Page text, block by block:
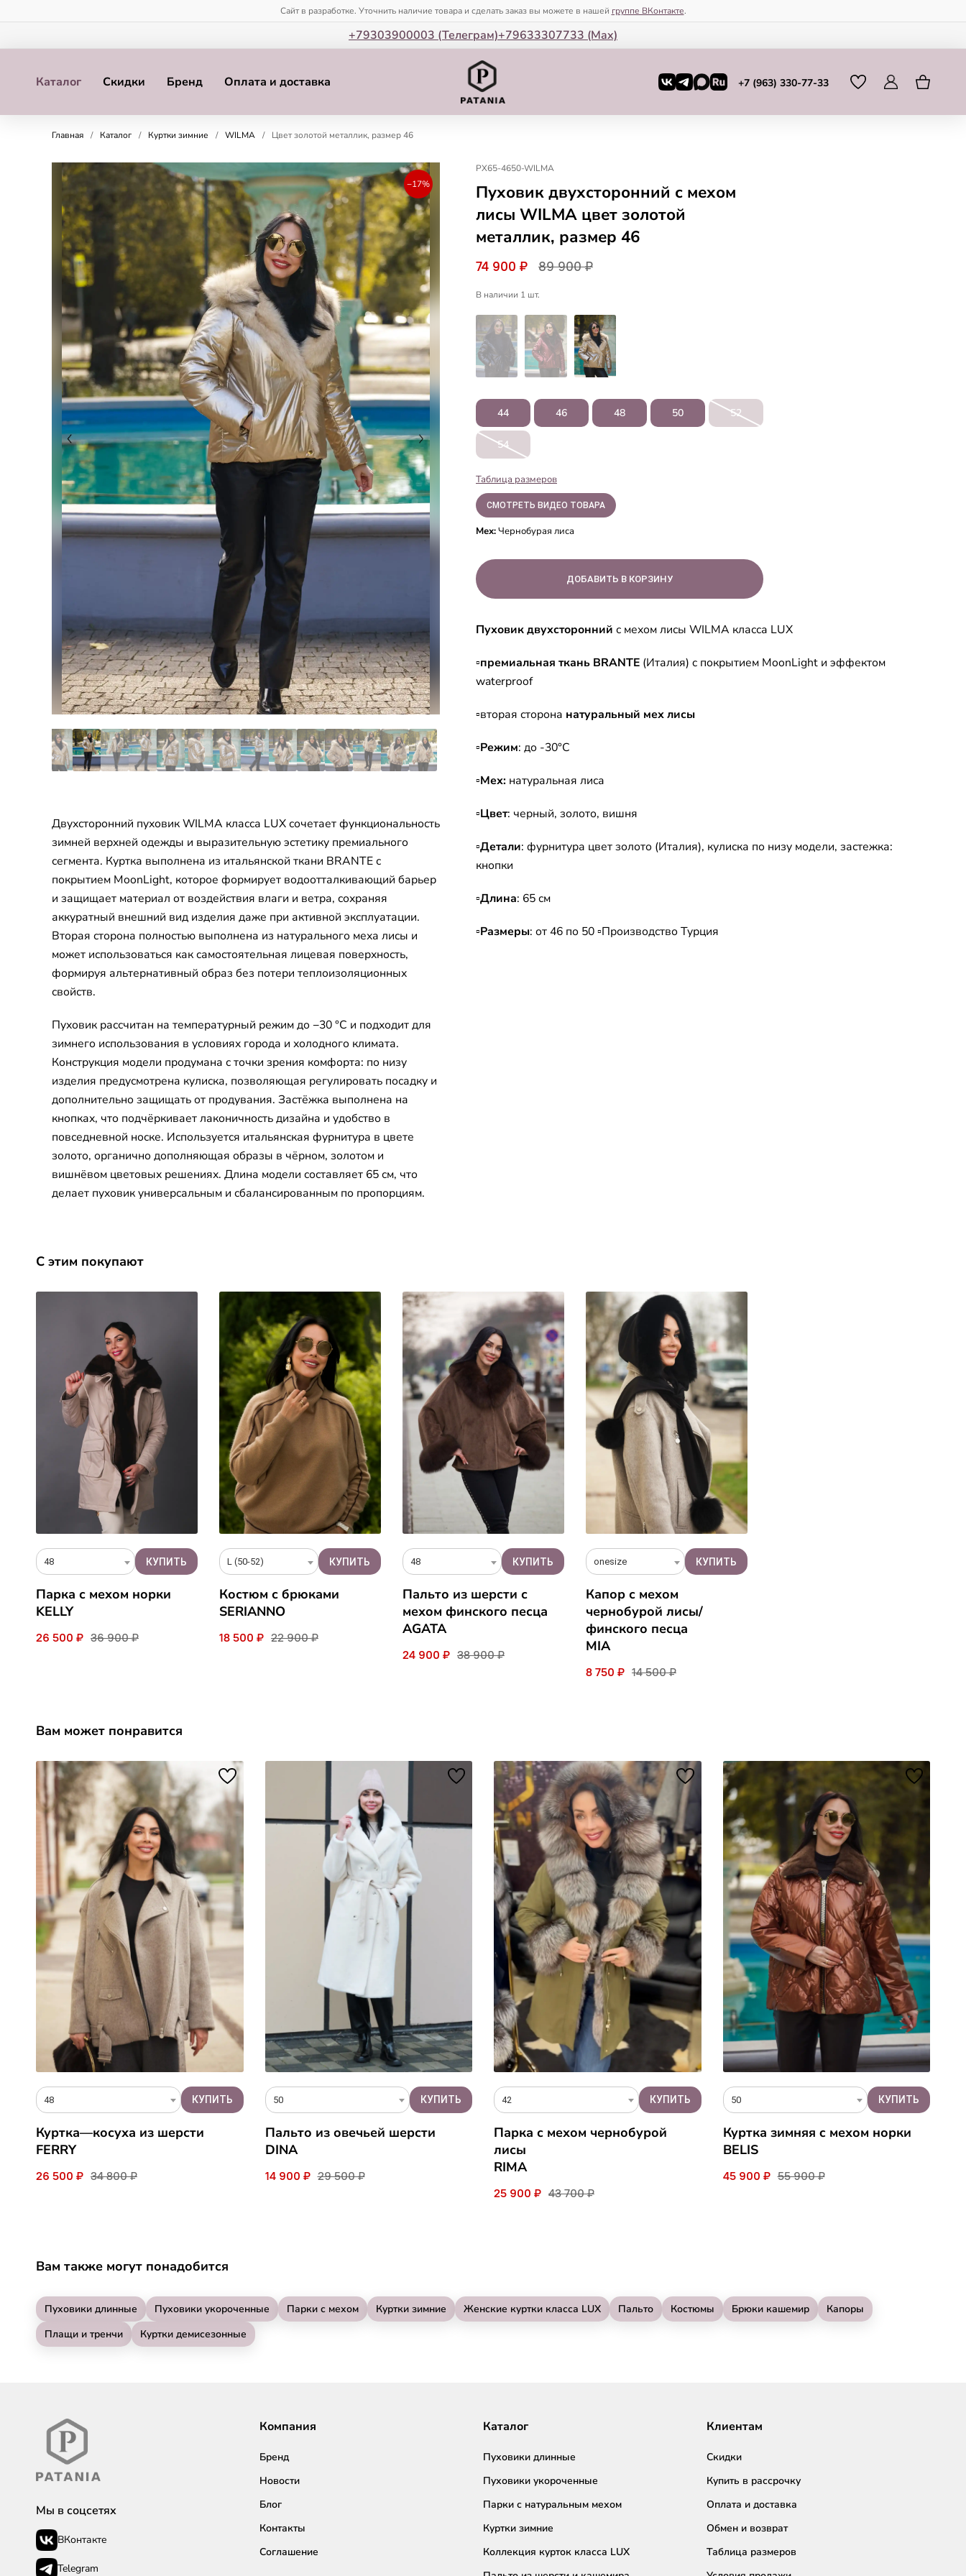
Сайт в разработке. Уточнить наличие товара и сделать заказ вы можете в нашей группе ВКонтакте.
+79303900003 (Телеграм)+79633307733 (Мax)
Каталог Скидки Бренд Оплата и доставка +7 (963) 330-77-33
Главная / Каталог / Куртки зимние / WILMA / Цвет золотой металлик, размер 46
−17%
Двухсторонний пуховик WILMA класса LUX сочетает функциональность
зимней верхней одежды и выразительную эстетику премиального
сегмента. Куртка выполнена из итальянской ткани BRANTE с
покрытием MoonLight, которое формирует водоотталкивающий барьер
и защищает материал от воздействия влаги и ветра, сохраняя
аккуратный внешний вид изделия даже при активной эксплуатации.
Вторая сторона полностью выполнена из натурального меха лисы и
может использоваться как самостоятельная лицевая поверхность,
формируя альтернативный образ без потери теплоизоляционных
свойств.
Пуховик рассчитан на температурный режим до −30 °C и подходит для
зимнего использования в условиях города и холодного климата.
Конструкция модели продумана с точки зрения комфорта: по низу
изделия предусмотрена кулиска, позволяющая регулировать посадку и
дополнительно защищать от продувания. Застёжка выполнена на
кнопках, что подчёркивает лаконичность дизайна и удобство в
повседневной носке. Используется итальянская фурнитура в цвете
золото, органично дополняющая образы в чёрном, золотом и
вишнёвом цветовых решениях. Длина модели составляет 65 см, что
делает пуховик универсальным и сбалансированным по пропорциям.
PX65-4650-WILMA
Пуховик двухсторонний с мехом
лисы WILMA цвет золотой
металлик, размер 46
74 900 ₽ 89 900 ₽
В наличии 1 шт.
44 46 48 50 52
54
Таблица размеров
СМОТРЕТЬ ВИДЕО ТОВАРА
Мех:Чернобурая лиса
Пуховик двухсторонний с мехом лисы WILMA класса LUX
▫премиальная ткань BRANTE (Италия) c покрытием MoonLight и эффектом
waterproof
▫вторая сторона натуральный мех лисы
▫Режим: до -30°C
▫Мех: натуральная лиса
▫Цвет: черный, золото, вишня
▫Детали: фурнитура цвет золото (Италия), кулиска по низу модели, застежка:
кнопки
▫Длина: 65 см
▫Размеры: от 46 по 50 ▫Производство Турция
С этим покупают
48
Парка с мехом норки
KELLY
26 500 ₽ 36 900 ₽
L (50-52)
Костюм с брюками
SERIANNO
18 500 ₽ 22 900 ₽
48
Пальто из шерсти с
мехом финского песца
AGATA
24 900 ₽ 38 900 ₽
onesize
Капор с мехом
чернобурой лисы/
финского песца
MIA
8 750 ₽ 14 500 ₽
Вам может понравится
48
Куртка—косуха из шерсти
FERRY
26 500 ₽ 34 800 ₽
50
Пальто из овечьей шерсти
DINA
14 900 ₽ 29 500 ₽
42
Парка с мехом чернобурой
лисы
RIMA
25 900 ₽ 43 700 ₽
50
Куртка зимняя c мехом норки
BELIS
45 900 ₽ 55 900 ₽
Вам также могут понадобится
Пуховики длинные Пуховики укороченные Парки с мехом Куртки зимние Женские куртки класса LUX Пальто Костюмы Брюки кашемир
Капоры
Плащи и тренчи
Куртки демисезонные
Мы в соцсетях
ВКонтакте
Telegram
Компания
Бренд
Новости
Блог
Контакты
Соглашение
Каталог
Пуховики длинные
Пуховики укороченные
Парки с натуральным мехом
Куртки зимние
Коллекция курток класса LUX
Клиентам
Скидки
Купить в рассрочку
Оплата и доставка
Обмен и возврат
Таблица размеров